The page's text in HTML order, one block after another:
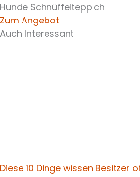
Hunde Schnüffelteppich
Zum Angebot
Auch Interessant
Diese 10 Dinge wissen Besitzer